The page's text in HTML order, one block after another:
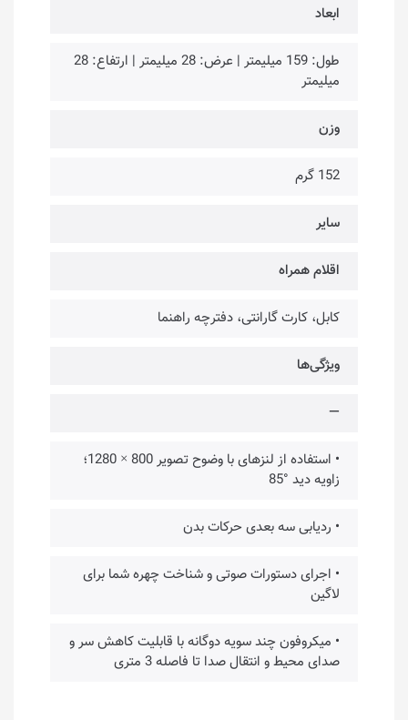
ابعاد
طول: 159 میلیمتر |‌ عرض: 28 میلیمتر | ارتفاع: 28
میلیمتر
وزن
152 گرم
سایر
اقلام همراه
کابل، کارت گارانتی، دفترچه راهنما
ویژگی‌ها
—
• استفاده از لنزهای با وضوح تصویر 800 × 1280؛
زاویه دید °85
• ردیابی سه بعدی حرکات بدن
• اجرای دستورات صوتی و شناخت چهره شما برای
لاگین
• میکروفون چند سویه دوگانه با قابلیت کاهش سر و
صدای محیط و انتقال صدا تا فاصله 3 متری